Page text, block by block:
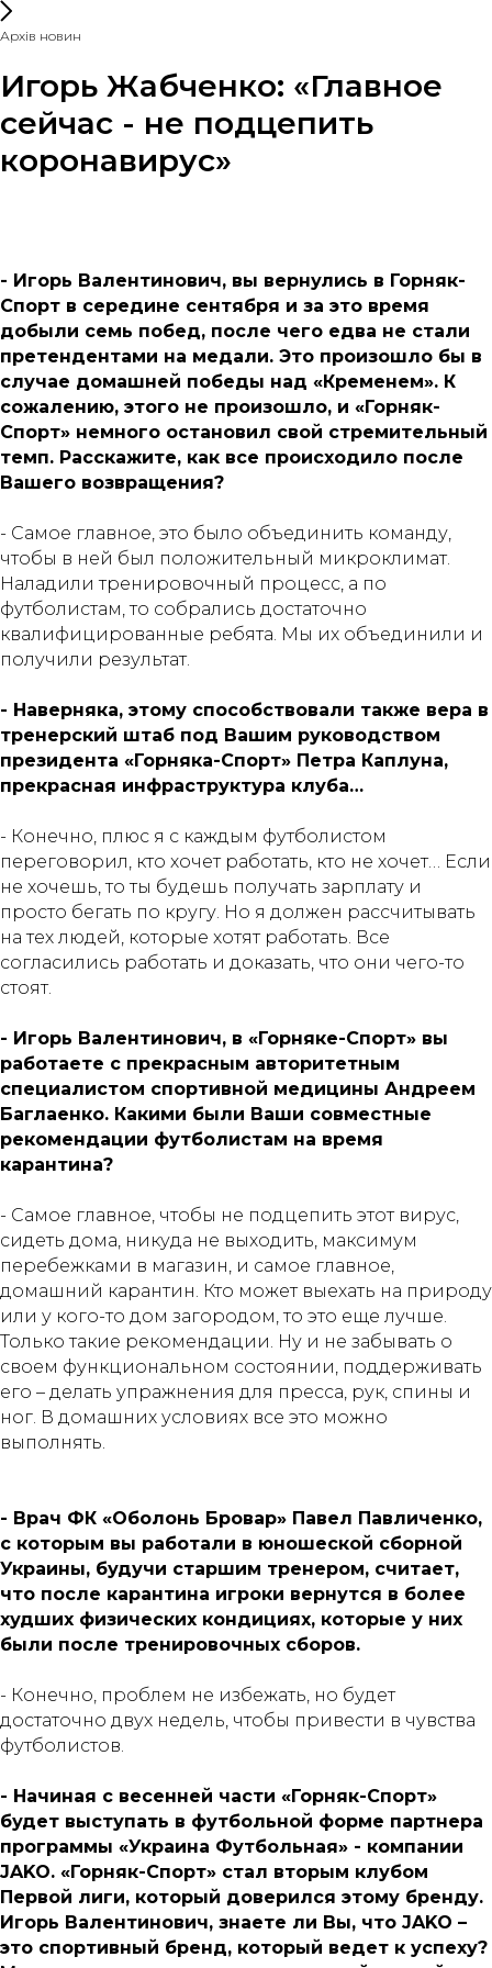
Архів новин
Игорь Жабченко: «Главное
сейчас - не подцепить
коронавирус»
- Игорь Валентинович, вы вернулись в Горняк-
Спорт в середине сентября и за это время
добыли семь побед, после чего едва не стали
претендентами на медали. Это произошло бы в
случае домашней победы над «Кременем». К
сожалению, этого не произошло, и «Горняк-
Спорт» немного остановил свой стремительный
темп. Расскажите, как все происходило после
Вашего возвращения?
- Самое главное, это было объединить команду,
чтобы в ней был положительный микроклимат.
Наладили тренировочный процесс, а по
футболистам, то собрались достаточно
квалифицированные ребята. Мы их объединили и
получили результат.
- Наверняка, этому способствовали также вера в
тренерский штаб под Вашим руководством
президента «Горняка-Спорт» Петра Каплуна,
прекрасная инфраструктура клуба…
- Конечно, плюс я с каждым футболистом
переговорил, кто хочет работать, кто не хочет… Если
не хочешь, то ты будешь получать зарплату и
просто бегать по кругу. Но я должен рассчитывать
на тех людей, которые хотят работать. Все
согласились работать и доказать, что они чего-то
стоят.
- Игорь Валентинович, в «Горняке-Спорт» вы
работаете с прекрасным авторитетным
специалистом спортивной медицины Андреем
Баглаенко. Какими были Ваши совместные
рекомендации футболистам на время
карантина?
- Самое главное, чтобы не подцепить этот вирус,
сидеть дома, никуда не выходить, максимум
перебежками в магазин, и самое главное,
домашний карантин. Кто может выехать на природу
или у кого-то дом загородом, то это еще лучше.
Только такие рекомендации. Ну и не забывать о
своем функциональном состоянии, поддерживать
его – делать упражнения для пресса, рук, спины и
ног. В домашних условиях все это можно
выполнять.
- Врач ФК «Оболонь Бровар» Павел Павличенко,
с которым вы работали в юношеской сборной
Украины, будучи старшим тренером, считает,
что после карантина игроки вернутся в более
худших физических кондициях, которые у них
были после тренировочных сборов.
- Конечно, проблем не избежать, но будет
достаточно двух недель, чтобы привести в чувства
футболистов.
- Начиная с весенней части «Горняк-Спорт»
будет выступать в футбольной форме партнера
программы «Украина Футбольная» - компании
JAKO. «Горняк-Спорт» стал вторым клубом
Первой лиги, который доверился этому бренду.
Игорь Валентинович, знаете ли Вы, что JAKO –
это спортивный бренд, который ведет к успеху?